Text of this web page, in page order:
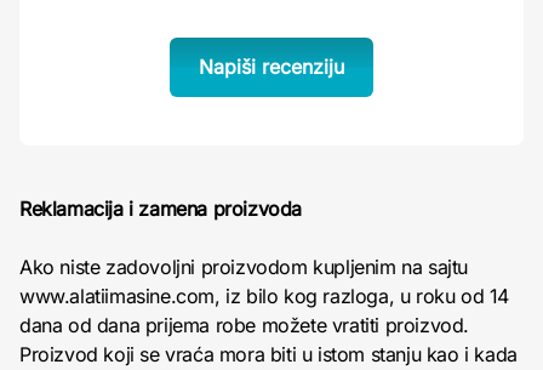
Napiši recenziju
Reklamacija i zamena proizvoda
Ako niste zadovoljni proizvodom kupljenim na sajtu
www.alatiimasine.com, iz bilo kog razloga, u roku od 14
dana od dana prijema robe možete vratiti proizvod.
Proizvod koji se vraća mora biti u istom stanju kao i kada